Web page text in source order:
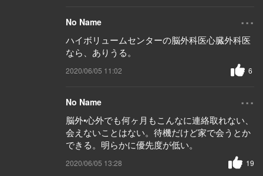
No Name ...
ハイボリュームセンターの脳外科医心臓外科医
なら、ありうる。
2020/06/05 11:02 6
No Name ...
脳外•心外でも何ヶ月もこんなに連絡取れない、
会えないことはない。待機だけど家で会うとか
できる。明らかに優先度が低い。
2020/06/05 13:28 19